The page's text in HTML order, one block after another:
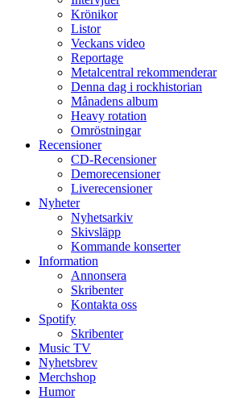
Krönikor
Listor
Veckans video
Reportage
Metalcentral rekommenderar
Denna dag i rockhistorian
Månadens album
Heavy rotation
Omröstningar
Recensioner
CD-Recensioner
Demorecensioner
Liverecensioner
Nyheter
Nyhetsarkiv
Skivsläpp
Kommande konserter
Information
Annonsera
Skribenter
Kontakta oss
Spotify
Skribenter
Music TV
Nyhetsbrev
Merchshop
Humor